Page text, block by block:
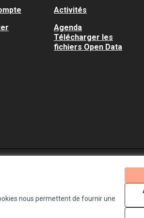
nous permettent de fournir une
Activités
Agenda
Télécharger les
fichiers Open Data